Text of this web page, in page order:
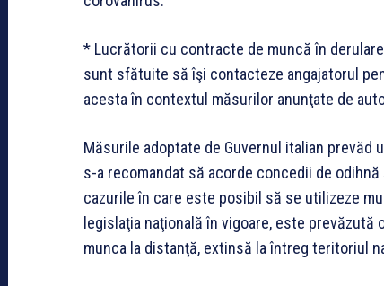
* Lucrătorii cu contracte de muncă în
sunt sfătuite să îşi contacteze angajatorul
acesta în contextul măsurilor anunţate de
Măsurile adoptate de Guvernul italian prevăd
s-a recomandat să acorde concedii de
cazurile în care este posibil să se utilizeze
legislaţia naţională în vigoare, este
munca la distanţă, extinsă la întreg teritoriul